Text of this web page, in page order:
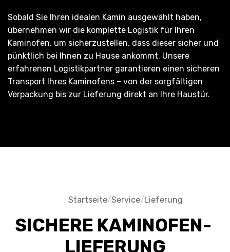
Sobald Sie Ihren idealen Kamin ausgewählt haben,
übernehmen wir die komplette Logistik für Ihren
Kaminofen, um sicherzustellen, dass dieser sicher und
pünktlich bei Ihnen zu Hause ankommt. Unsere
erfahrenen Logistikpartner garantieren einen sicheren
Transport Ihres Kaminofens – von der sorgfältigen
Verpackung bis zur Lieferung direkt an Ihre Haustür.
Startseite/Service/Lieferung
SICHERE KAMINOFEN-
LIEFERUNG